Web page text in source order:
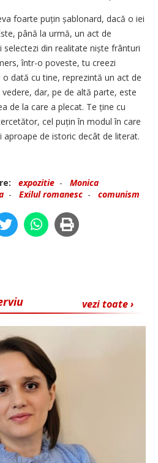
foarte puțin șablonard, dacă o iei
până la urmă, un act de
din realitate niște frânturi
într-o poveste, tu creezi
dată cu tine, reprezintă un act de
dar, pe de altă parte, este
de la care a plecat. Te ține cu
cel puțin în modul în care
de istoric decât de literat.
expozitie - Monica
- Exilul romanesc - comunism
vezi toate ›